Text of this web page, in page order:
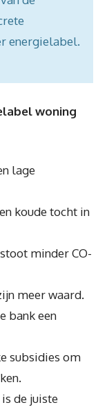
energielabel.
woning
lage
koude tocht in
minder CO-
meer waard.
bank een
subsidies om
de juiste